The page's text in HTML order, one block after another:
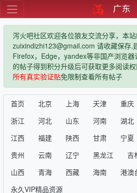
广东
泻火吧社区欢迎各位狼友交流分享，本
zuixindizhi123@gmail.com 请收藏保存,
Firefox，Edge，yandex等非国产浏览器
的帖子得到积分升级后可获取更多阅读权
所有真实验证贴免限制查看所有帖子
首页 北京 上海 天津 重庆
浙江
河北 山东 河南 湖北
江西
福建 陕西 甘肃 宁夏
贵州
云南 辽宁 黑龙江 吉
山西
青海 西藏 海南 港澳
永久VIP精品资源